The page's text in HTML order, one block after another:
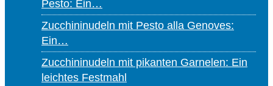
Pesto: Ein…
Zucchininudeln mit Pesto alla Genoves:
Ein…
Zucchininudeln mit pikanten Garnelen: Ein
leichtes Festmahl